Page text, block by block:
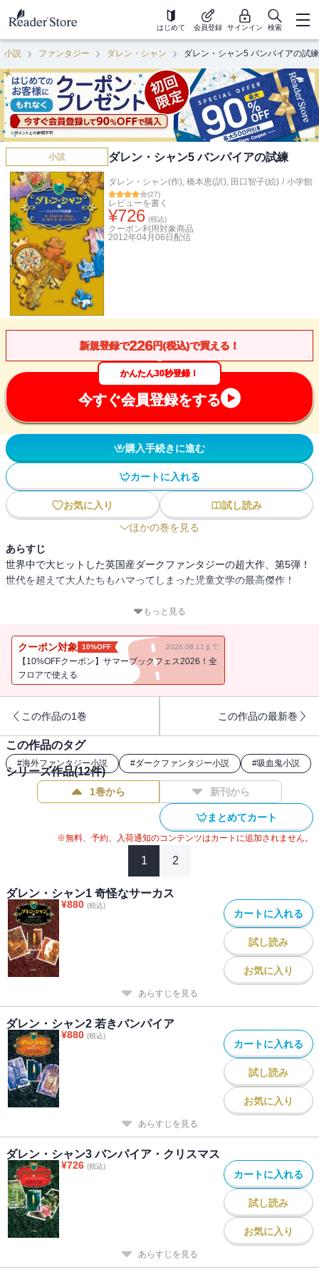
はじめて 会員登録 サインイン 検索
小説 ファンタジー ダレン・シャン ダレン・シャン5 バンパイアの試練
小説 ダレン・シャン5 バンパイアの試練
ダレン・シャン(作), 橋本恵(訳), 田口智子(絵) / 小学館
(27)
レビューを書く
¥726 (税込)
クーポン利用対象商品
2012年04月06日 配信
新規登録で226円(税込)で買える！
かんたん30秒登録！
今すぐ会員登録をする
購入手続きに進む
カートに入れる
お気に入り
試し読み
ほかの巻を見る
あらすじ
世界中で大ヒットした英国産ダークファンタジーの超大作、第5弾！
世代を超えて大人たちもハマってしまった児童文学の最高傑作！
ダークさ満載のストーリー、不気味にキャラ立ちした登場人物の不
先の読めないどんでん返しの連続、そして、読み終わったときの心
にずしんとひびく人間社会へのアイロニー。
優等生ファンタジーと一線を画した本作品をシリーズでお楽しみく
主人公ダレンに、バンパイアとして一人前として認められるための
厳しい試練が課せられます。瀕死の重傷を負いながらも試練をくぐ
り抜けたダレンですが、予想もできないことが…。
もっと見る
クーポン対象 10%OFF 2026.08.11まで
【10%OFFクーポン】サマーブックフェス2026！全
フロアで使える
この作品の1巻 この作品の最新巻
この作品のタグ
#海外ファンタジー小説 #ダークファンタジー小説 #吸血鬼小説
シリーズ作品(12件)
1巻から 新刊から
まとめてカート
※無料、予約、入荷通知のコンテンツはカートに追加されません。
1 2
ダレン・シャン1 奇怪なサーカス
¥880 (税込)
カートに入れる
試し読み
お気に入り
あらすじを見る
ダレン・シャン2 若きバンパイア
¥880 (税込)
カートに入れる
試し読み
お気に入り
あらすじを見る
ダレン・シャン3 バンパイア・クリスマス
¥726 (税込)
カートに入れる
試し読み
お気に入り
あらすじを見る